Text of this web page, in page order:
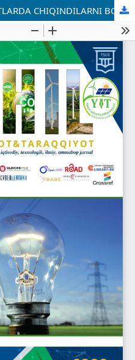
RIVOJLANGAN MAMLAKATLARDA CHIQINDILARNI BOSHQARISH TIZIMINING ZAMONAVIY MODELLARI